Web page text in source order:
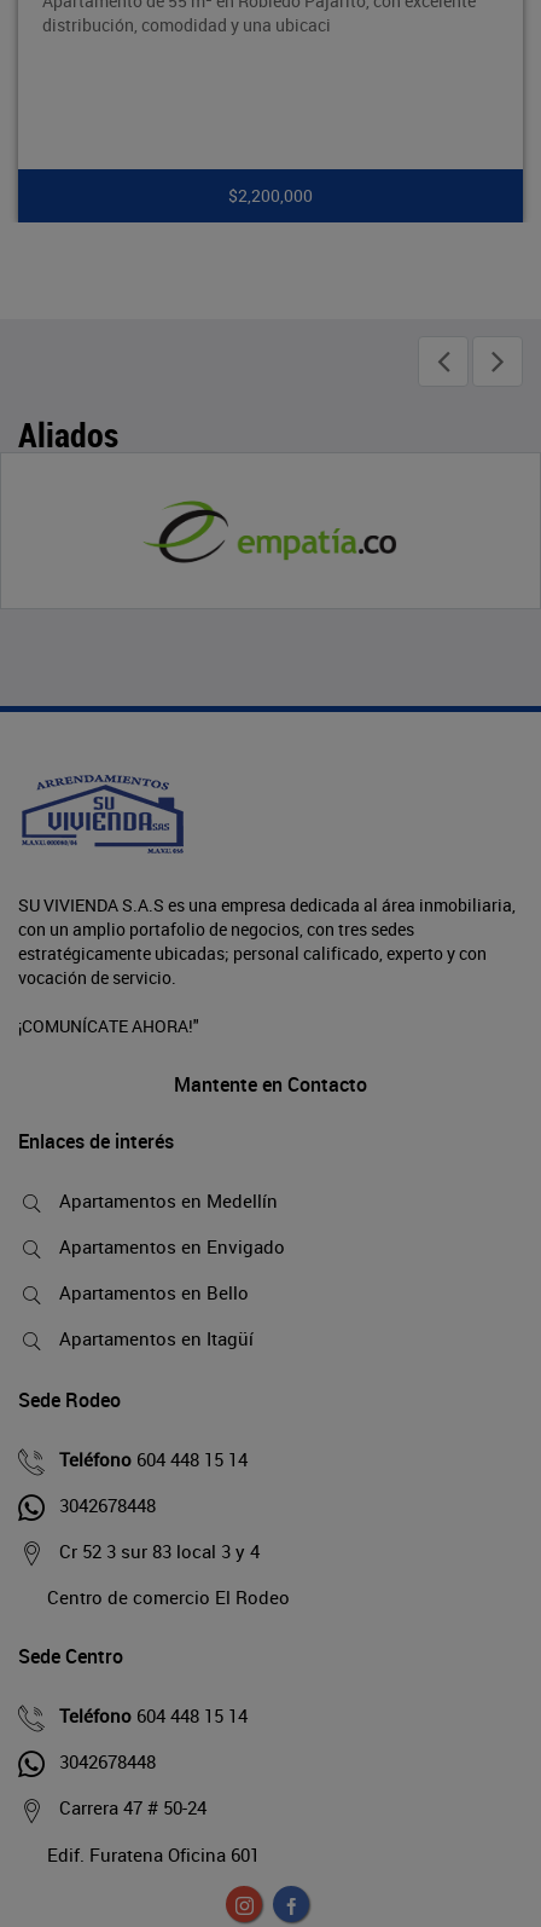
y una ubicaci
Aliados
SU VIVIENDA S.A.S es una empresa dedicada al área inmobiliaria,
con un amplio portafolio de negocios, con tres sedes
estratégicamente ubicadas; personal calificado, experto y con
vocación de servicio.
¡COMUNÍCATE AHORA!"
Mantente en Contacto
Enlaces de interés
Apartamentos en Medellín
Apartamentos en Envigado
Apartamentos en Bello
Apartamentos en Itagüí
Sede Rodeo
Teléfono 604 448 15 14
3042678448
Cr 52 3 sur 83 local 3 y 4
Centro de comercio El Rodeo
Sede Centro
Teléfono 604 448 15 14
3042678448
Carrera 47 # 50-24
Edif. Furatena Oficina 601